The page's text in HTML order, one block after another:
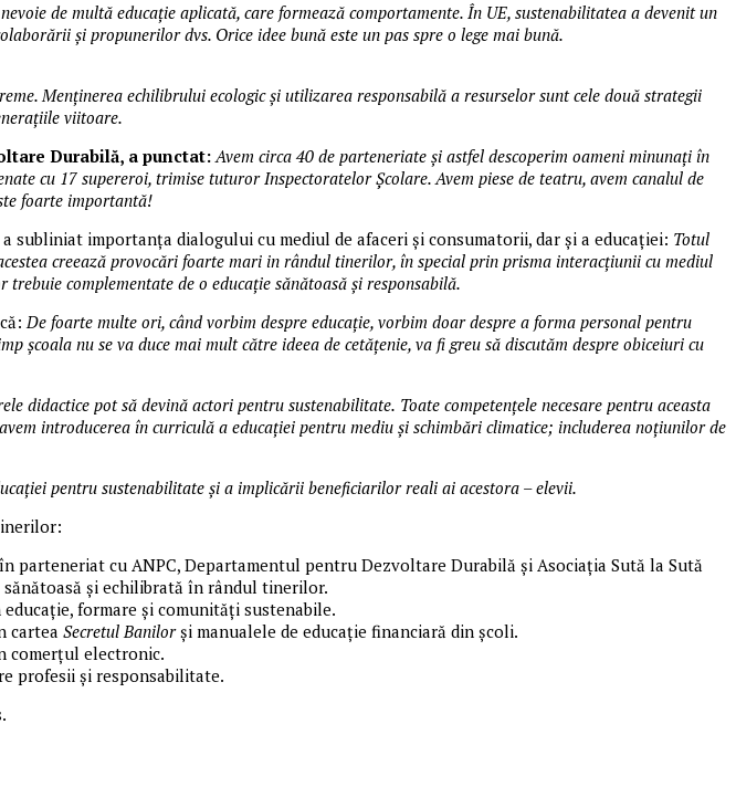
de multă educație aplicată, care formează comportamente. În UE, sustenabilitatea a devenit un
și propunerilor dvs. Orice idee bună este un pas spre o lege mai bună.
Menținerea echilibrului ecologic și utilizarea responsabilă a resurselor sunt cele două strategii
viitoare.
Durabilă, a punctat: Avem circa 40 de parteneriate și astfel descoperim oameni minunați în
cu 17 supereroi, trimise tuturor Inspectoratelor Școlare. Avem piese de teatru, avem canalul de
foarte importantă!
a subliniat importanța dialogului cu mediul de afaceri și consumatorii, dar și a educației: Totul
creează provocări foarte mari in rândul tinerilor, în special prin prisma interacțiunii cu mediul
complementate de o educație sănătoasă și responsabilă.
De foarte multe ori, când vorbim despre educație, vorbim doar despre a forma personal pentru
școala nu se va duce mai mult către ideea de cetățenie, va fi greu să discutăm despre obiceiuri cu
didactice pot să devină actori pentru sustenabilitate. Toate competențele necesare pentru aceasta
introducerea în curriculă a educației pentru mediu și schimbări climatice; includerea noțiunilor de
pentru sustenabilitate și a implicării beneficiarilor reali ai acestora – elevii.
parteneriat cu ANPC, Departamentul pentru Dezvoltare Durabilă și Asociația Sută la Sută
sănătoasă și echilibrată în rândul tinerilor.
formare și comunități sustenabile.
cartea Secretul Banilorși manualele de educație financiară din școli.
comerțul electronic.
profesii și responsabilitate.